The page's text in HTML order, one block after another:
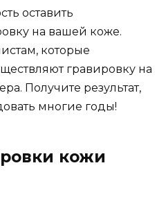
оставить
на вашей коже.
которые
гравировку на
Получите результат,
многие годы!
кожи